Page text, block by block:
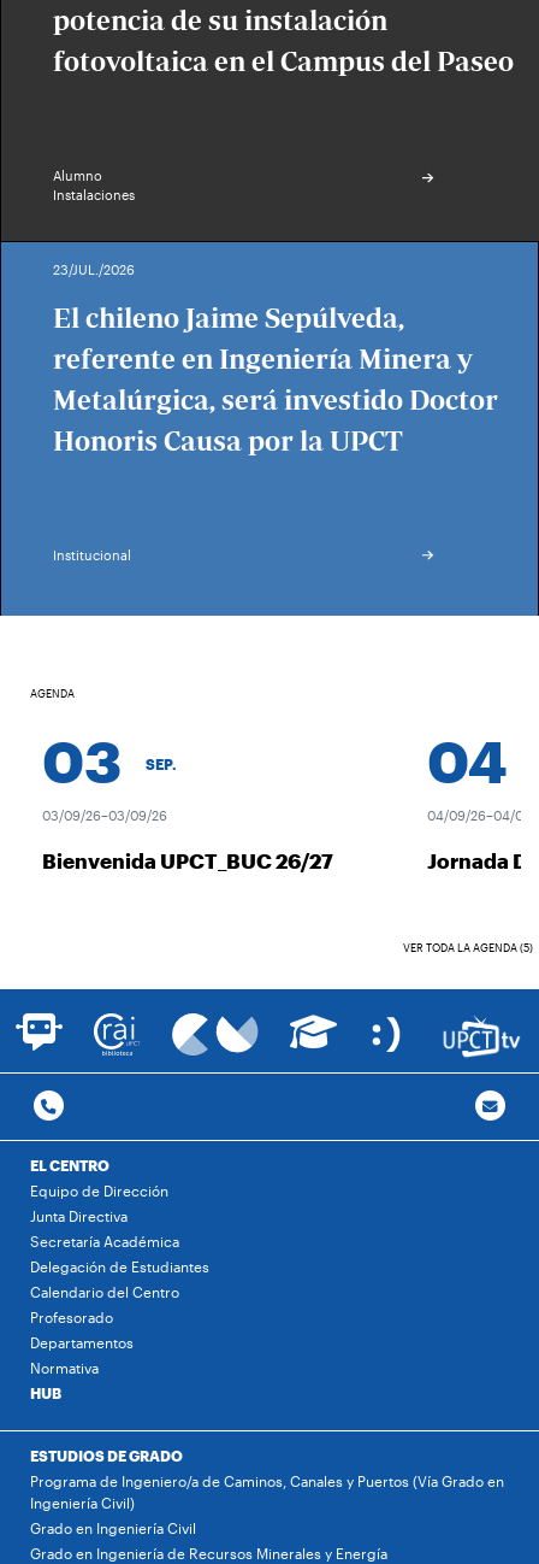
potencia de su instalación
fotovoltaica en el Campus del Paseo
Alumno
Instalaciones
23/JUL./2026
El chileno Jaime Sepúlveda,
referente en Ingeniería Minera y
Metalúrgica, será investido Doctor
Honoris Causa por la UPCT
Institucional
AGENDA
03 SEP.
03/09/26–03/09/26
Bienvenida UPCT_BUC 26/27
04
04/09/26–04/09/
Jornada
VER TODA LA AGENDA (5)
EL CENTRO
Equipo de Dirección
Junta Directiva
Secretaría Académica
Delegación de Estudiantes
Calendario del Centro
Profesorado
Departamentos
Normativa
HUB
ESTUDIOS DE GRADO
Programa de Ingeniero/a de Caminos, Canales y Puertos (Vía Grado en
Ingeniería Civil)
Grado en Ingeniería Civil
Grado en Ingeniería de Recursos Minerales y Energía